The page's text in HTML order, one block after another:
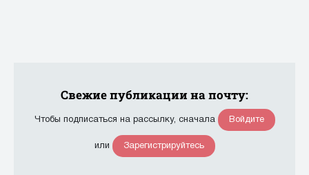
Свежие публикации на почту:
Чтобы подписаться на рассылку, сначала Войдите
или Зарегистрируйтесь